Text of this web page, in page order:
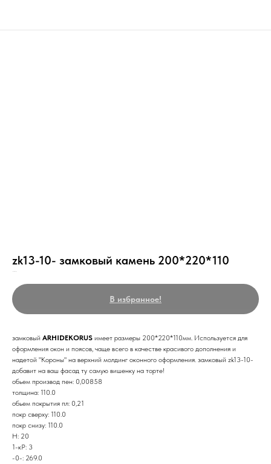
zk13-10- замковый камень 200*220*110
В избранное!
замковый ARHIDEKORUS имеет размеры 200*220*110мм. Используется для
оформления окон и поясов, чаще всего в качестве красивого дополнения и
надетой "Короны" на верхний молдинг оконного оформления. замковый zk13-10-
добавит на ваш фасад ту самую вишенку на торте!
обьем производ пен: 0,00858
толщина: 110.0
обьем покрытия пл: 0,21
покр сверху: 110.0
покр снизу: 110.0
Н: 20
1-кР: 3
-0-: 269.0